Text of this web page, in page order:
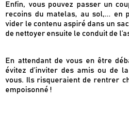
Enfin, vous pouvez passer un
recoins du matelas, au sol,... en
vider le contenu aspiré dans un
de nettoyer ensuite le conduit de
En attendant de vous en être
évitez d’inviter des amis ou de
vous. Ils risqueraient de rentrer
empoisonné !